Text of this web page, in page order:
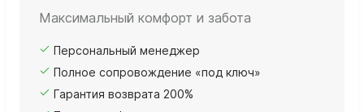
Максимальный комфорт и забота
Персональный менеджер
Полное сопровождение «под ключ»
Гарантия возврата 200%